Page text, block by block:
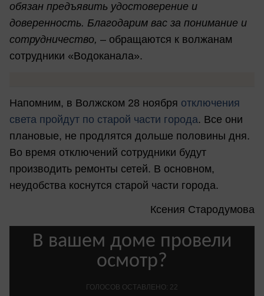
обязан предъявить удостоверение и
доверенность. Благодарим вас за понимание и
сотрудничество, – обращаются к волжанам
сотрудники «Водоканала».
Напомним, в Волжском 28 ноября отключения
света пройдут по старой части города. Все они
плановые, не продлятся дольше половины дня.
Во время отключений сотрудники будут
производить ремонты сетей. В основном,
неудобства коснутся старой части города.
Ксения Стародумова